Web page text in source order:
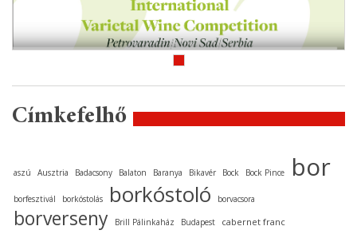
Címkefelhő
aszú Ausztria Badacsony Balaton Baranya Bikavér Bock Bock Pince bor
borfesztivál borkóstolás borkóstoló borvacsora
borverseny Brill Pálinkaház Budapest cabernet franc